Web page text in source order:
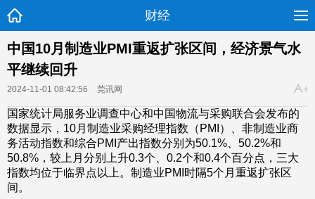
财经
中国10月制造业PMI重返扩张区间，经济景气水
平继续回升
2024-11-01 08:42:56 莞讯网
国家统计局服务业调查中心和中国物流与采购联合会发布的
数据显示，10月制造业采购经理指数（PMI）、非制造业商
务活动指数和综合PMI产出指数分别为50.1%、50.2%和
50.8%，较上月分别上升0.3个、0.2个和0.4个百分点，三大
指数均位于临界点以上。制造业PMI时隔5个月重返扩张区
间。